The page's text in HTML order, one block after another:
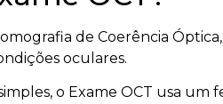
de Coerência
oculares.
o Exame OCT usa